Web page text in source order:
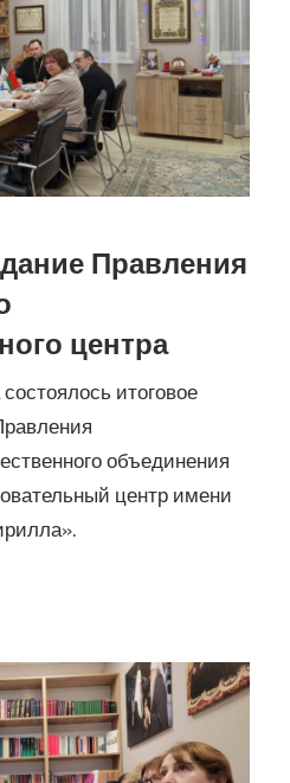
Правления
центра
итоговое
объединения
центр имени